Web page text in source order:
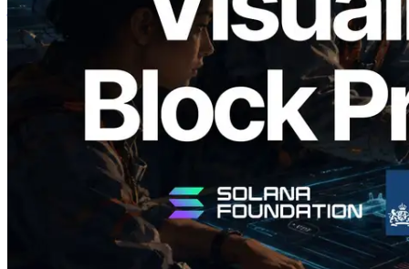
उत्पादन समय और नियुक्त वैलिडेटर का
विज़ुअलाइज़ेशन